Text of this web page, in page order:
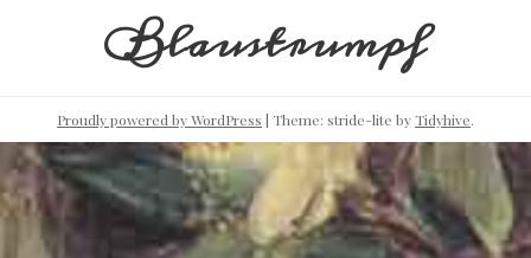
Blaustrumpf
Proudly powered by WordPress | Theme: stride-lite byTidyhive.